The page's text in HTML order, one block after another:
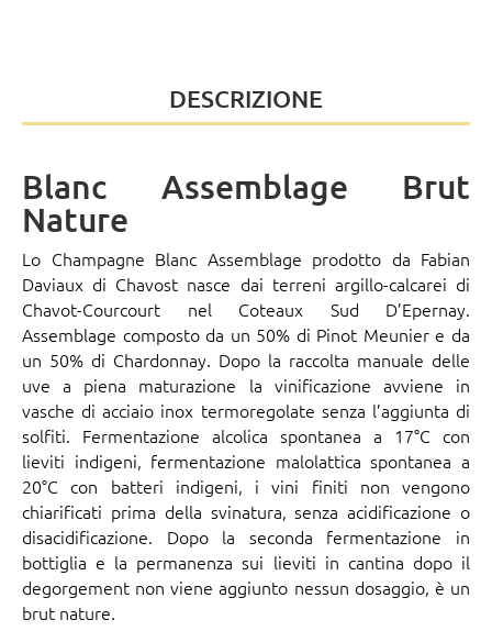
DESCRIZIONE
Blanc Assemblage Brut
Nature
Lo Champagne Blanc Assemblage prodotto da Fabian
Daviaux di Chavost nasce dai terreni argillo-calcarei di
Chavot-Courcourt nel Coteaux Sud D’Epernay.
Assemblage composto da un 50% di Pinot Meunier e da
un 50% di Chardonnay. Dopo la raccolta manuale delle
uve a piena maturazione la vinificazione avviene in
vasche di acciaio inox termoregolate senza l’aggiunta di
solfiti. Fermentazione alcolica spontanea a 17°C con
lieviti indigeni, fermentazione malolattica spontanea a
20°C con batteri indigeni, i vini finiti non vengono
chiarificati prima della svinatura, senza acidificazione o
disacidificazione. Dopo la seconda fermentazione in
bottiglia e la permanenza sui lieviti in cantina dopo il
degorgement non viene aggiunto nessun dosaggio, è un
brut nature.